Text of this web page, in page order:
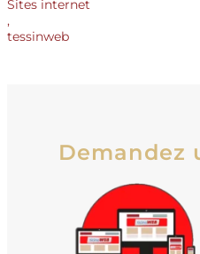
Sites internet
,
tessinweb
Demandez